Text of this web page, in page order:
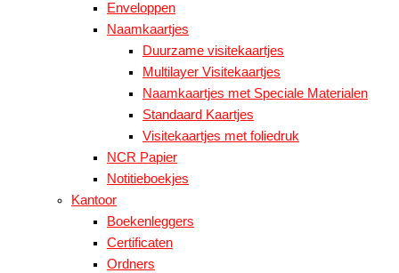
Enveloppen
Naamkaartjes
Duurzame visitekaartjes
Multilayer Visitekaartjes
Naamkaartjes met Speciale Materialen
Standaard Kaartjes
Visitekaartjes met foliedruk
NCR Papier
Notitieboekjes
Kantoor
Boekenleggers
Certificaten
Ordners